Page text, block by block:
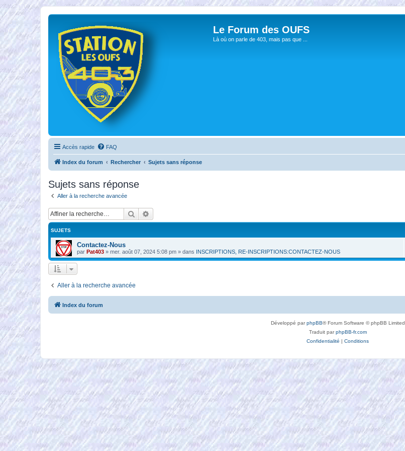
Le Forum des OUFS
Là où on parle de 403, mais pas que ...
Accès rapide FAQ
Index du forum Rechercher Sujets sans réponse
Sujets sans réponse
Aller à la recherche avancée
Rechercher
SUJETS
Contactez-Nous
par Pat403 » mer. août 07, 2024 5:08 pm » dans INSCRIPTIONS, RE-INSCRIPTIONS:CONTACTEZ-NOUS
Aller à la recherche avancée
Index du forum
Développé parphpBB® Forum Software © phpBB Limited
Traduit parphpBB-fr.com
Confidentialité | Conditions